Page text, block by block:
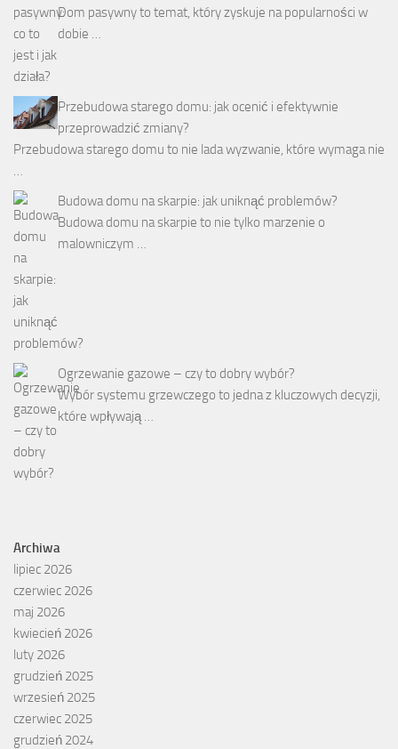
Dom pasywny to temat, który zyskuje na popularności w
dobie …
Przebudowa starego domu: jak ocenić i efektywnie
przeprowadzić zmiany?
Przebudowa starego domu to nie lada wyzwanie, które wymaga nie
…
Budowa domu na skarpie: jak uniknąć problemów?
Budowa domu na skarpie to nie tylko marzenie o
malowniczym …
Ogrzewanie gazowe – czy to dobry wybór?
Wybór systemu grzewczego to jedna z kluczowych decyzji,
które wpływają …
Archiwa
lipiec 2026
czerwiec 2026
maj 2026
kwiecień 2026
luty 2026
grudzień 2025
wrzesień 2025
czerwiec 2025
grudzień 2024